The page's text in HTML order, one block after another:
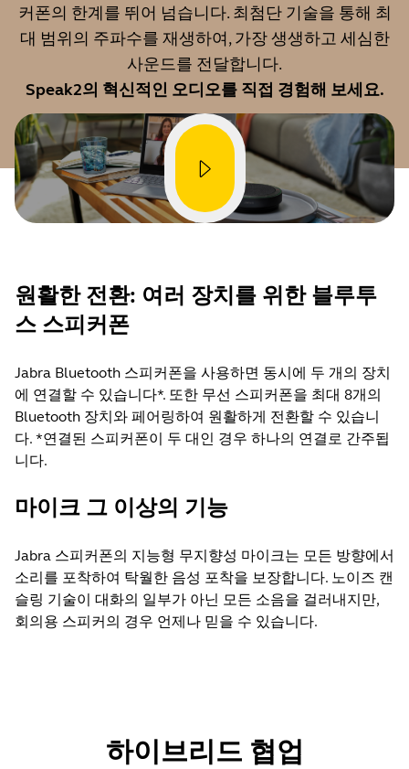
커폰의 한계를 뛰어 넘습니다. 최첨단 기술을 통해 최
대 범위의 주파수를 재생하여, 가장 생생하고 세심한
사운드를 전달합니다.
Speak2의 혁신적인 오디오를 직접 경험해 보세요.
원활한 전환: 여러 장치를 위한 블루투
스 스피커폰
Jabra Bluetooth 스피커폰을 사용하면 동시에 두 개의 장치
에 연결할 수 있습니다*. 또한 무선 스피커폰을 최대 8개의
Bluetooth 장치와 페어링하여 원활하게 전환할 수 있습니
다. *연결된 스피커폰이 두 대인 경우 하나의 연결로 간주됩
니다.
마이크 그 이상의 기능
Jabra 스피커폰의 지능형 무지향성 마이크는 모든 방향에서
소리를 포착하여 탁월한 음성 포착을 보장합니다. 노이즈 캔
슬링 기술이 대화의 일부가 아닌 모든 소음을 걸러내지만,
회의용 스피커의 경우 언제나 믿을 수 있습니다.
하이브리드 협업